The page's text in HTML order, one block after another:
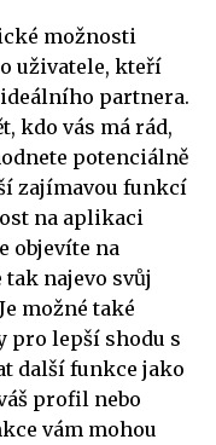
možnosti
uživatele, kteří
partnera.
kdo vás má rád,
potenciálně
zajímavou funkcí
na aplikaci
objevíte na
najevo svůj
možné také
pro lepší shodu s
další funkce jako
profil nebo
vám mohou